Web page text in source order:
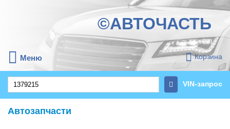
©АВТОЧАСТЬ
Меню Корзина
VIN-запрос
Автозапчасти